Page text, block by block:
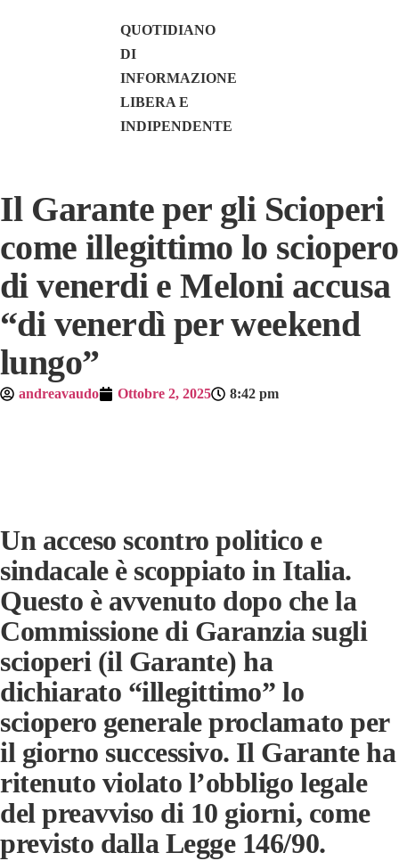
QUOTIDIANO
DI
INFORMAZIONE
LIBERA E
INDIPENDENTE
Il Garante per gli Scioperi
come illegittimo lo sciopero
di venerdi e Meloni accusa
“di venerdì per weekend
lungo”
andreavaudo Ottobre 2, 2025 8:42 pm
Un acceso scontro politico e
sindacale è scoppiato in Italia.
Questo è avvenuto dopo che la
Commissione di Garanzia sugli
scioperi (il Garante) ha
dichiarato “illegittimo” lo
sciopero generale proclamato per
il giorno successivo. Il Garante ha
ritenuto violato l’obbligo legale
del preavviso di 10 giorni, come
previsto dalla Legge 146/90.